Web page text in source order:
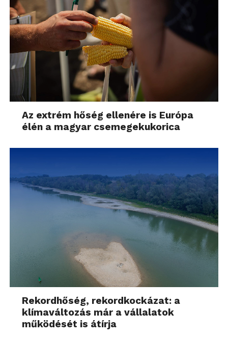
Az extrém hőség ellenére is Európa
élén a magyar csemegekukorica
Rekordhőség, rekordkockázat: a
klímaváltozás már a vállalatok
működését is átírja